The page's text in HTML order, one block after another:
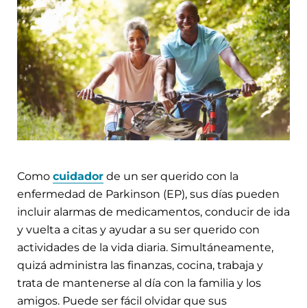
Como cuidador de un ser querido con la
enfermedad de Parkinson (EP), sus días pueden
incluir alarmas de medicamentos, conducir de ida
y vuelta a citas y ayudar a su ser querido con
actividades de la vida diaria. Simultáneamente,
quizá administra las finanzas, cocina, trabaja y
trata de mantenerse al día con la familia y los
amigos. Puede ser fácil olvidar que sus